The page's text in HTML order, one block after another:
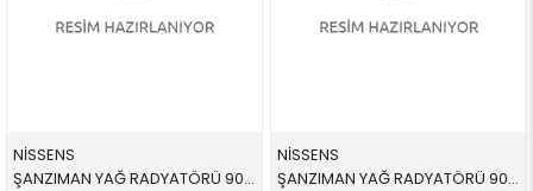
NİSSENS
ŞANZIMAN YAĞ RADYATÖRÜ 90787 PFD000020 PFD000020 VOGUE 4.4 2002-2009
NİSSENS
ŞANZIMAN YAĞ RADYATÖRÜ 90788 PBC500051 PBC500051 SPORT 4.4 2002-2009